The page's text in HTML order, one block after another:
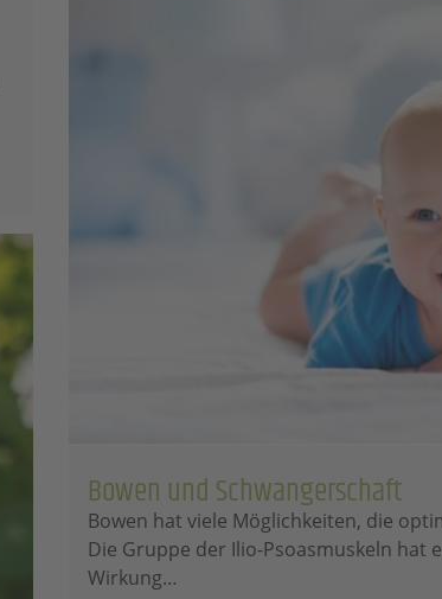
Bowen und Schwangerschaft
Bowen hat viele Möglichkeiten, die
Die Gruppe der Ilio-Psoasmuskeln hat
Wirkung…